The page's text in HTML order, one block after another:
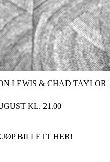
LEWIS & CHAD TAYLOR |
KL. 21.00
BILLETT HER!